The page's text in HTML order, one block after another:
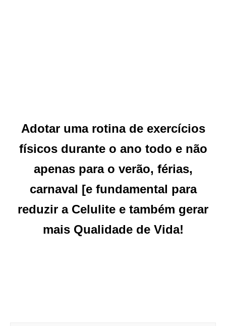
Adotar uma rotina de exercícios
físicos durante o ano todo e não
apenas para o verão, férias,
carnaval [e fundamental para
reduzir a Celulite e também gerar
mais Qualidade de Vida!